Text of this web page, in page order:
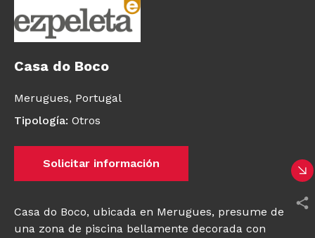
Casa do Boco
Merugues, Portugal
Tipología: Otros
Solicitar información
Casa do Boco, ubicada en Merugues, presume de
una zona de piscina bellamente decorada con